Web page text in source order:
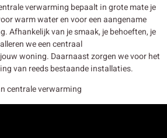
verwarming bepaalt in grote mate je
warm water en voor een aangename
Afhankelijk van je smaak, je behoeften, je
we een centraal
woning. Daarnaast zorgen we voor het
van reeds bestaande installaties.
centrale verwarming